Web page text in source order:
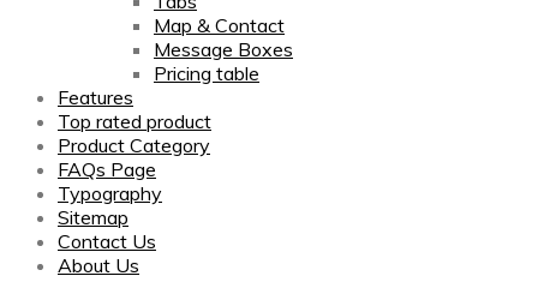
Map & Contact
Message Boxes
Pricing table
Features
Top rated product
Product Category
FAQs Page
Typography
Sitemap
Contact Us
About Us